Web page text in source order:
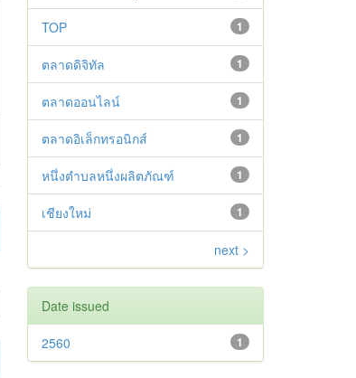
1
TOP
1
ตลาดดิจิทัล
1
ตลาดออนไลน์
1
ตลาดอิเล็กทรอนิกส์
1
หนึ่งตำบลหนึ่งผลิตภัณฑ์
1
เชียงใหม่
next >
Date issued
1
2560